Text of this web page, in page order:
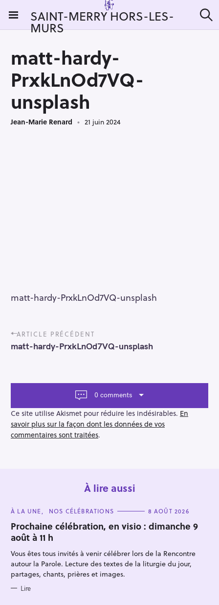
i
SAINT-MERRY HORS-LES-
MURS e
matt-hardy-
PrxkLnOd7VQ-
unsplash
Jean-Marie Renard 21 juin 2024
matt-hardy-PrxkLnOd7VQ-unsplash
P
s
a
g
a
t
i
ARTICLE PRÉCÉDENT
matt-hardy-PrxkLnOd7VQ-unsplash
0 comments
Ce site utilise Akismet pour réduire les indésirables. En
savoir plus sur la façon dont les données de vos
commentaires sont traitées.
À lire aussi
C
T
E
G
O
I
E
S
À LA UNE NOS CÉLÉBRATIONS 8 AOÛT 2026
Prochaine célébration, en visio : dimanche 9
août à 11 h
Vous êtes tous invités à venir célébrer lors de la Rencontre
autour la Parole. Lecture des textes de la liturgie du jour,
partages, chants, prières et images.
Lire
R
e
c